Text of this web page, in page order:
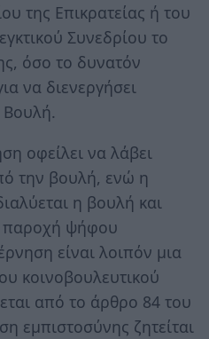
της Eπικρατείας ή του
Συνεδρίου το
όσο το δυνατόν
να διενεργήσει
Bουλή.
οφείλει να λάβει
την βουλή, ενώ η
η βουλή και
παροχή ψήφου
είναι λοιπόν μια
κοινοβουλευτικού
από το άρθρο 84 του
εμπιστοσύνης ζητείται